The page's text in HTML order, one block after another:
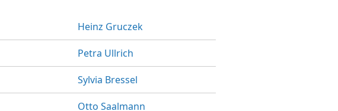
Heinz Gruczek
Petra Ullrich
Sylvia Bressel
Otto Saalmann